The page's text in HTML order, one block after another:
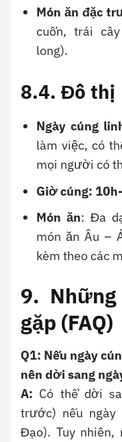
Món ăn đặc
cuốn, trái
long).
8.4. Đô thị
Ngày cúng
làm việc, có
mọi người có
Giờ cúng:
Món ăn: Đa
món ăn Âu –
kèm theo các
9.
gặp (FAQ)
Q1: Nếu ngày
nên dời sang
A: Có thể dời
trước) nếu ngày
Đạo). Tuy nhiên,